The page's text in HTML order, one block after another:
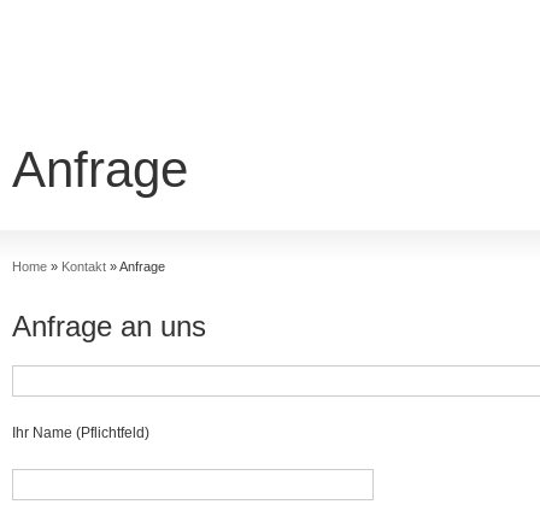
Anfrage
Home » Kontakt »Anfrage
Anfrage an uns
Ihr Name (Pflichtfeld)